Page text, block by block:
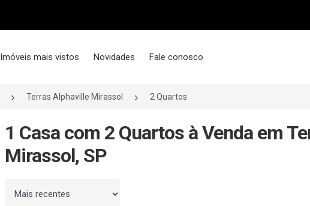
Imóveis mais vistos Novidades Fale conosco
Terras Alphaville Mirassol 2 Quartos
1 Casa com 2 Quartos à Venda em
Mirassol, SP
Ordenar por